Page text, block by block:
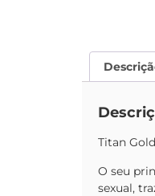
Titan
O seu
sexual,